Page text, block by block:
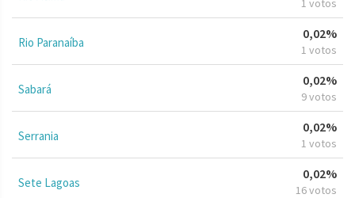
Rio Paranaíba
0,02%
1 votos
Sabará
0,02%
9 votos
Serrania
0,02%
1 votos
Sete Lagoas
0,02%
16 votos